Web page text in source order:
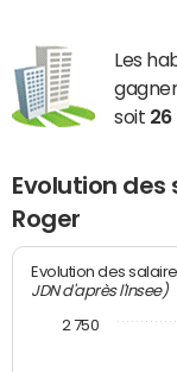
Les
soit 26
Evolution
Roger
Evolution des
JDN d'après l'Insee)
2 750